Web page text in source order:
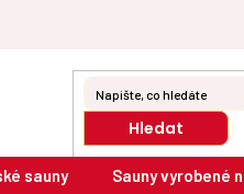
Hledat
sauny Sauny vyrobené